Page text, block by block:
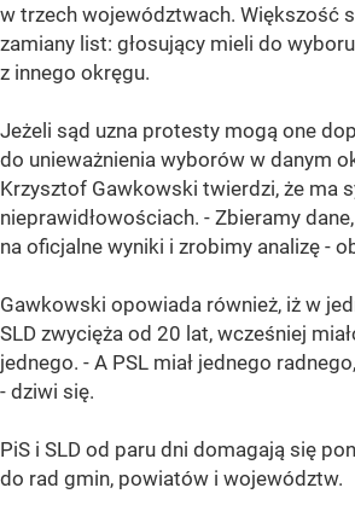
w trzech województwach. Większość
zamiany list: głosujący mieli do
z innego okręgu.
Jeżeli sąd uzna protesty mogą one
do unieważnienia wyborów w danym
Krzysztof Gawkowski twierdzi, że ma
nieprawidłowościach. - Zbieramy
na oficjalne wyniki i zrobimy analizę -
Gawkowski opowiada również, iż w
SLD zwycięża od 20 lat, wcześniej
jednego. - A PSL miał jednego
- dziwi się.
PiS i SLD od paru dni domagają się
do rad gmin, powiatów i województw.